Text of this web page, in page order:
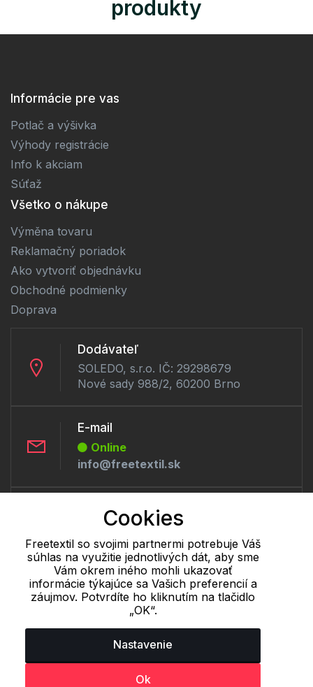
produkty
Informácie pre vas
Potlač a výšivka
Výhody registrácie
Info k akciam
Súťaž
Všetko o nákupe
Výměna tovaru
Reklamačný poriadok
Ako vytvoriť objednávku
Obchodné podmienky
Doprava
Dodávateľ
SOLEDO, s.r.o. IČ: 29298679
Nové sady 988/2, 60200 Brno
E-mail
Online
info@freetextil.sk
Telefón:
Offline
+421 277 270 056
Cookie - podrobné nastavenie| Ďalšie informácie|Spracovanie
osobných údajov
Cookies
Freetextil so svojimi partnermi potrebuje Váš
súhlas na využitie jednotlivých dát, aby sme
Vám okrem iného mohli ukazovať
informácie týkajúce sa Vašich preferencií a
záujmov. Potvrdíte ho kliknutím na tlačidlo
„OK“.
Nastavenie
Ok